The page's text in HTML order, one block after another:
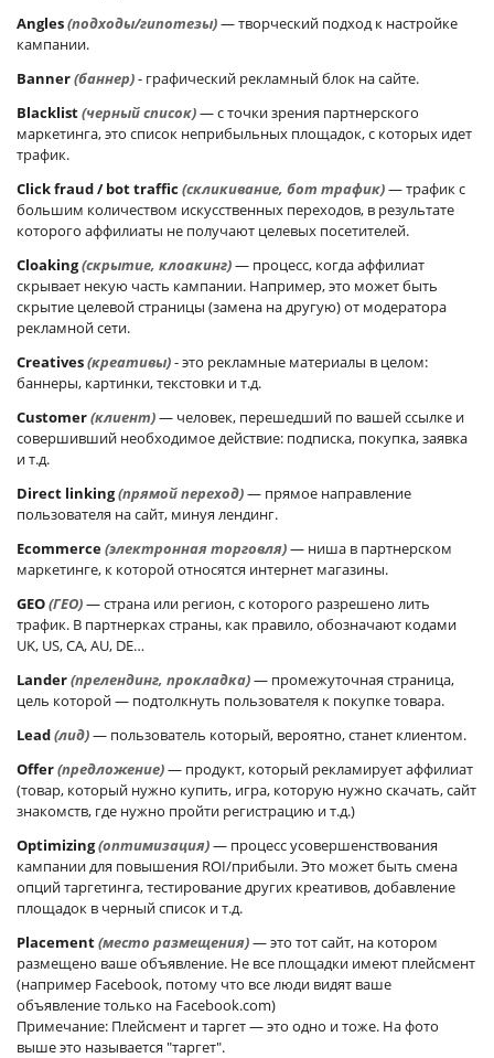
Angles(подходы/гипотезы)— творческий подход к настройке
кампании.
Banner(баннер)- графический рекламный блок на сайте.
Blacklist(черный список)— с точки зрения партнерского
маркетинга, это список неприбыльных площадок, с которых идет
трафик.
Click fraud / bot traffic(скликивание, бот трафик)— трафик с
большим количеством искусственных переходов, в результате
которого аффилиаты не получают целевых посетителей.
Cloaking(скрытие, клоакинг)— процесс, когда аффилиат
скрывает некую часть кампании. Например, это может быть
скрытие целевой страницы (замена на другую) от модератора
рекламной сети.
Creatives(креативы)- это рекламные материалы в целом:
баннеры, картинки, текстовки и т.д.
Customer(клиент)— человек, перешедший по вашей ссылке и
совершивший необходимое действие: подписка, покупка, заявка
и т.д.
Direct linking(прямой переход)— прямое направление
пользователя на сайт, минуя лендинг.
Ecommerce(электронная торговля)— ниша в партнерском
маркетинге, к которой относятся интернет магазины.
GEO(ГЕО)— страна или регион, с которого разрешено лить
трафик. В партнерках страны, как правило, обозначают кодами
UK, US, CA, AU, DE…
Lander(прелендинг, прокладка)— промежуточная страница,
цель которой — подтолкнуть пользователя к покупке товара.
Lead(лид)— пользователь который, вероятно, станет клиентом.
Offer(предложение)— продукт, который рекламирует аффилиат
(товар, который нужно купить, игра, которую нужно скачать, сайт
знакомств, где нужно пройти регистрацию и т.д.)
Optimizing(оптимизация)— процесс усовершенствования
кампании для повышения ROI/прибыли. Это может быть смена
опций таргетинга, тестирование других креативов, добавление
площадок в черный список и т.д.
Placement(место размещения)— это тот сайт, на котором
размещено ваше объявление. Не все площадки имеют плейсмент
(например Facebook, потому что все люди видят ваше
объявление только на Facebook.com)
Примечание: Плейсмент и таргет — это одно и тоже. На фото
выше это называется "таргет".